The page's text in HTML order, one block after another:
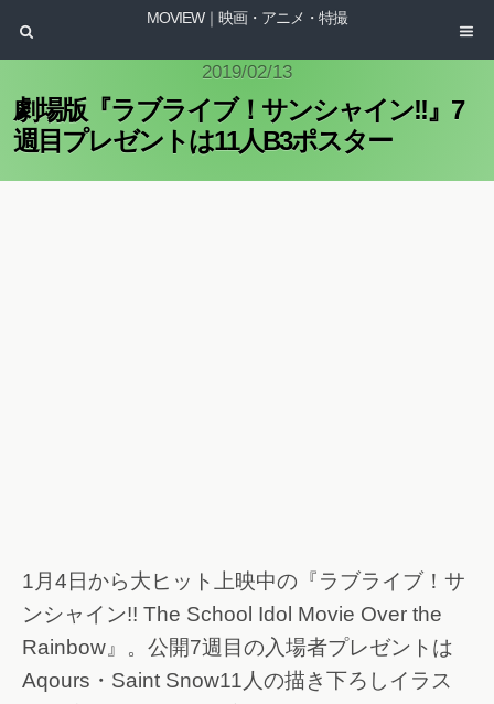
MOVIEW｜映画・アニメ・特撮
2019/02/13
劇場版『ラブライブ！サンシャイン!!』7
週目プレゼントは11人B3ポスター
1月4日から大ヒット上映中の『ラブライブ！サ
ンシャイン!! The School Idol Movie Over the
Rainbow』。公開7週目の入場者プレゼントは
Aqours・Saint Snow11人の描き下ろしイラス